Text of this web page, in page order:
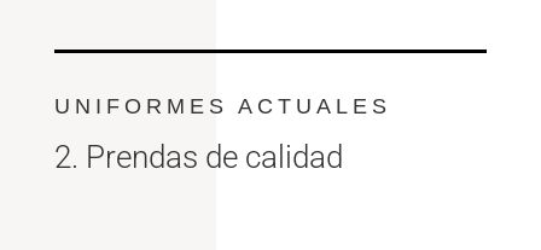
UNIFORMES ACTUALES
2. Prendas de calidad